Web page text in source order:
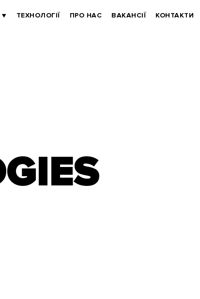
ТЕХНОЛОГІЇ ПРО НАС ВАКАНСІЇ КОНТАКТИ